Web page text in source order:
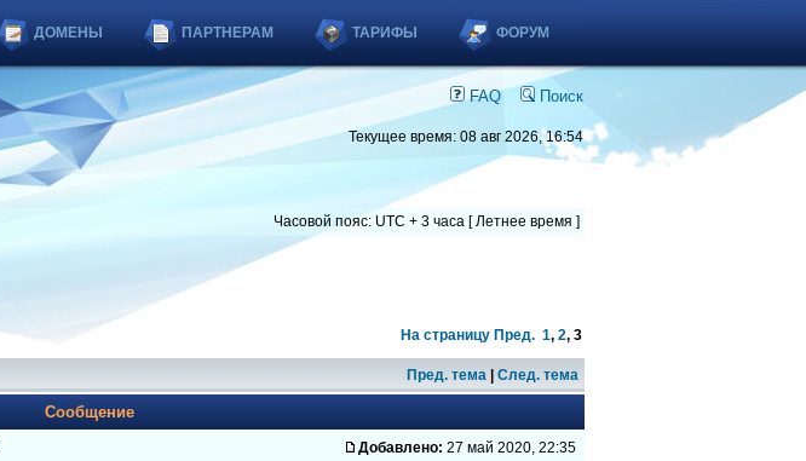
ДОМЕНЫ ПАРТНЕРАМ ТАРИФЫ ФОРУМ
FAQ Поиск
Текущее время: 08 авг 2026, 16:54
Часовой пояс: UTC + 3 часа [ Летнее время ]
На страницу Пред. 1, 2, 3
Пред. тема След. тема
Сообщение
Добавлено: 27 май 2020, 22:35